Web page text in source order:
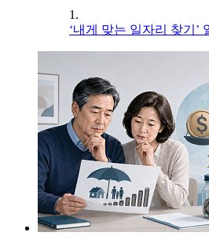
1.
‘내게 맞는 일자리 찾기’